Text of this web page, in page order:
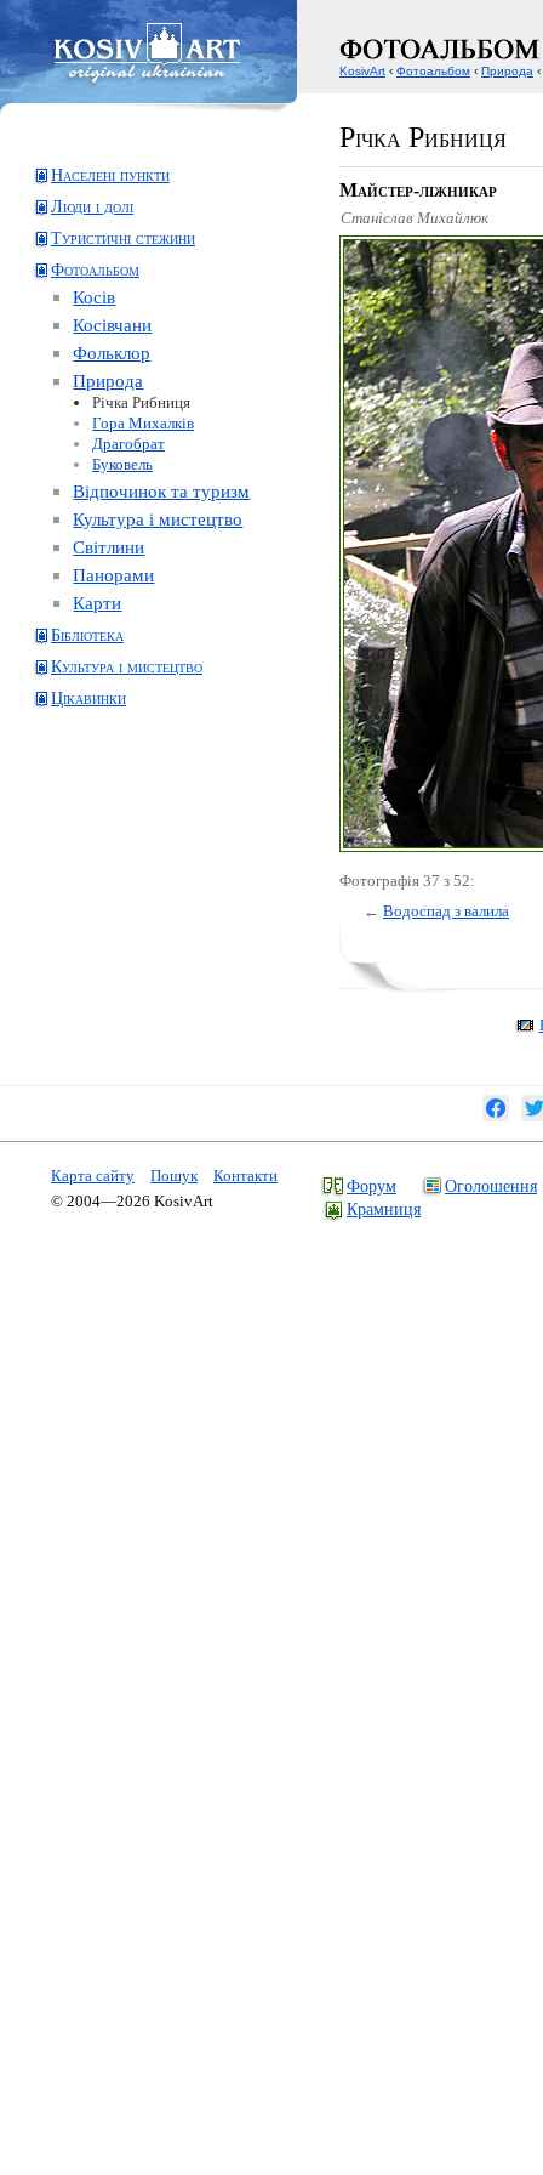
Річка Рибниця
Населені пункти
Люди і долі
Туристичні стежини
Фотоальбом
Косів
Косівчани
Фольклор
Природа
Річка Рибниця
Гора Михалків
Драгобрат
Буковель
Відпочинок та туризм
Культура і мистецтво
Світлини
Панорами
Карти
Бібліотека
Культура і мистецтво
Цікавинки
Майстер-ліжникар
Станіслав Михайлюк
Фотографія 37 з 52:
← Водоспад з валила
KosivArt ‹ Фотоальбом ‹ Природа
Карта сайту Пошук
Контакти
© 2004—2026 KosivArt
Форум
Оголошення
Крамниця